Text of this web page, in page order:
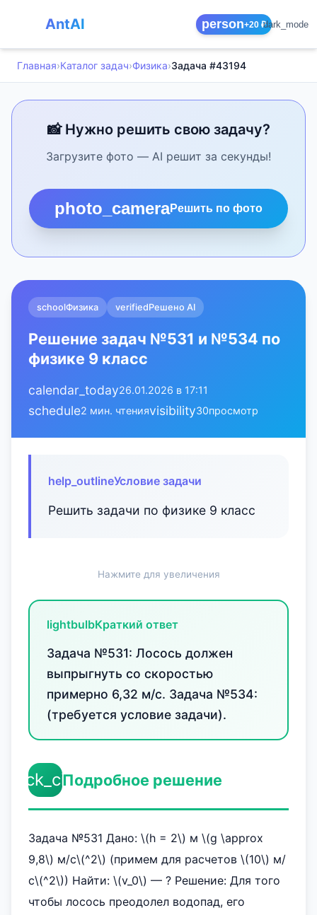
AntAI person+20 ₽dark_mode
Главная›Каталог задач›Физика›Задача #43194
📸 Нужно решить свою задачу?
Загрузите фото — AI решит за секунды!
photo_cameraРешить по фото
schoolФизика verifiedРешено AI
Решение задач №531 и №534 по
физике 9 класс
calendar_today26.01.2026 в 17:11
schedule2 мин. чтенияvisibility30просмотр
help_outlineУсловие задачи
Решить задачи по физике 9 класс
Нажмите для увеличения
lightbulbКраткий ответ
Задача №531: Лосось должен
выпрыгнуть со скоростью
примерно 6,32 м/с. Задача №534:
(требуется условие задачи).
Подробное решение
Задача №531 Дано: \(h = 2\) м \(g \approx
9,8\) м/с\(^2\) (примем для расчетов \(10\) м/
с\(^2\)) Найти: \(v_0\) — ? Решение: Для того
чтобы лосось преодолел водопад, его